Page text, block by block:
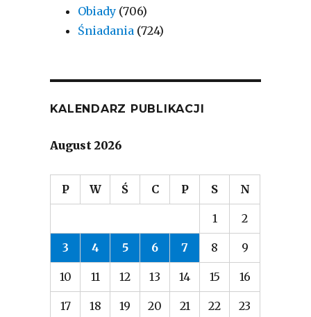
Obiady (706)
Śniadania (724)
KALENDARZ PUBLIKACJI
August 2026
P W Ś C P S N
1 2
3 4 5 6 7 8 9
10 11 12 13 14 15 16
17 18 19 20 21 22 23